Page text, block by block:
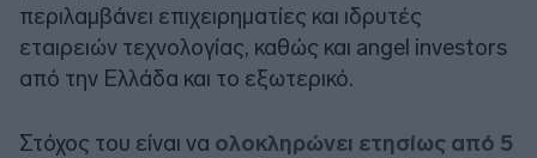
περιλαμβάνει επιχειρηματίες και ιδρυτές
εταιρειών τεχνολογίας, καθώς και angel investors
από την Ελλάδα και το εξωτερικό.
Στόχος του είναι να ολοκληρώνει ετησίως από 5